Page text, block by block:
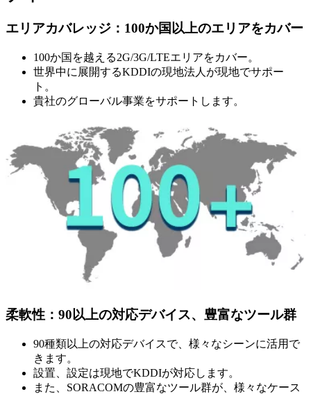
エリアカバレッジ：100か国以上のエリアをカバー
100か国を越える2G/3G/LTEエリアをカバー。
世界中に展開するKDDIの現地法人が現地でサポー
ト。
貴社のグローバル事業をサポートします。
柔軟性：90以上の対応デバイス、豊富なツール群
90種類以上の対応デバイスで、様々なシーンに活用で
きます。
設置、設定は現地でKDDIが対応します。
また、SORACOMの豊富なツール群が、様々なケース